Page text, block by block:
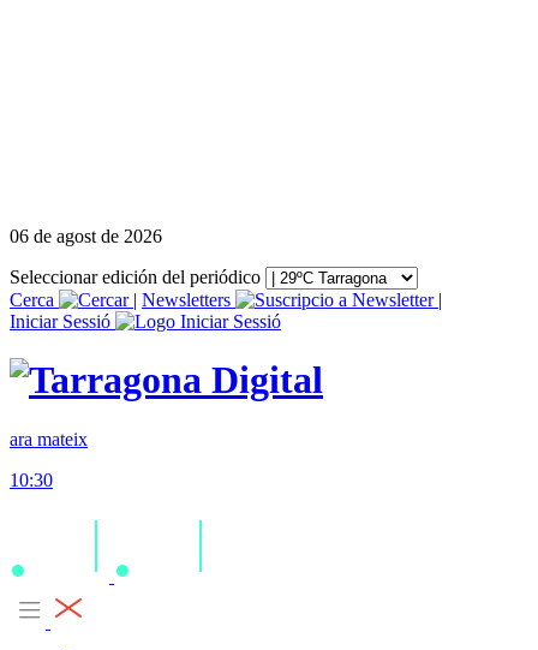
06 de agost de 2026
Seleccionar edición del periódico
Cerca
| Newsletters
|
Iniciar Sessió
ara mateix
10:30